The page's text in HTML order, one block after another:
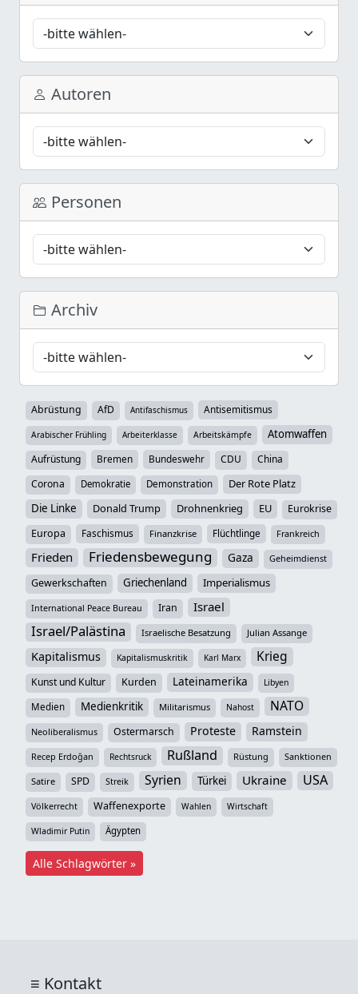
Autoren
Personen
Archiv
Abrüstung AfD Antifaschismus Antisemitismus
Arabischer Frühling Arbeiterklasse Arbeitskämpfe Atomwaffen
Aufrüstung Bremen Bundeswehr CDU
China
Corona
Demokratie Demonstration
Der Rote Platz
Die Linke
Donald Trump Drohnenkrieg EU
Eurokrise
Europa
Faschismus Finanzkrise Flüchtlinge Frankreich
Frieden Friedensbewegung Gaza Geheimdienst
Gewerkschaften Griechenland Imperialismus
International Peace Bureau Iran Israel
Israel/Palästina Israelische Besatzung Julian Assange
Kapitalismus Kapitalismuskritik Karl Marx Krieg
Kunst und Kultur Kurden Lateinamerika Libyen
Medien Medienkritik Militarismus Nahost NATO
Neoliberalismus Ostermarsch Proteste Ramstein
Recep Erdoğan Rechtsruck Rußland Rüstung Sanktionen
Satire SPD Streik Syrien Türkei Ukraine USA
Völkerrecht Waffenexporte Wahlen Wirtschaft
Wladimir Putin Ägypten
Alle Schlagwörter »
Kontakt